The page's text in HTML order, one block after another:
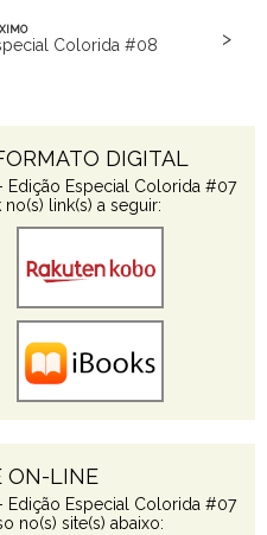
Colorida #08 >
DIGITAL
Edição Especial Colorida #07
link(s) a seguir:
ON-LINE
Edição Especial Colorida #07
no(s) site(s) abaixo: